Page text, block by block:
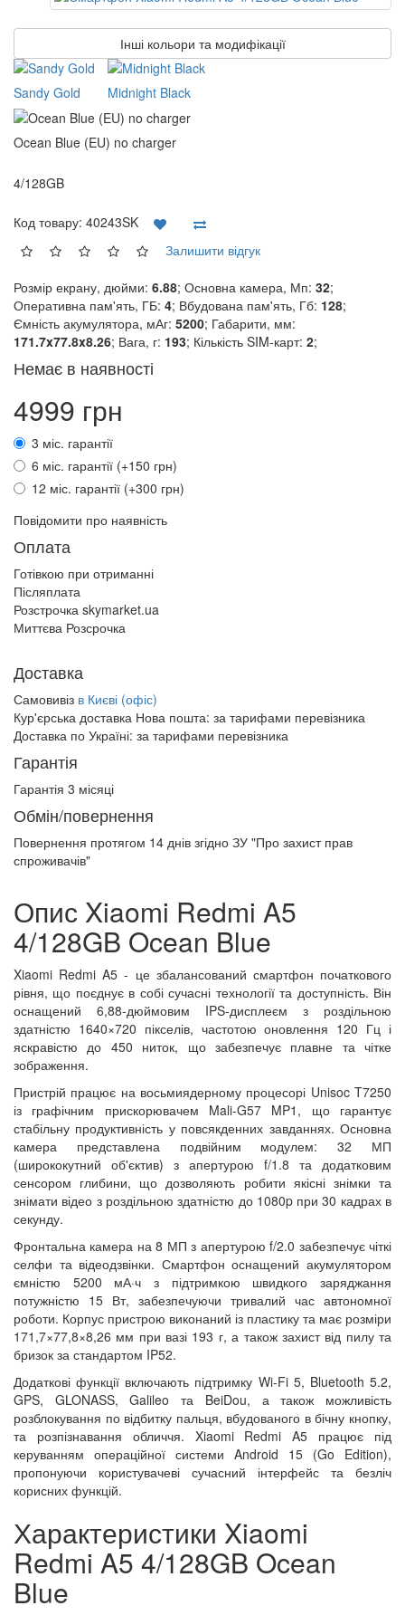
Інші кольори та модифікації
Sandy Gold Midnight Black
Ocean Blue (EU) no charger
4/128GB
Код товару: 40243SK
Залишити відгук
Розмір екрану, дюйми: 6.88; Основна камера, Мп: 32;
Оперативна пам'ять, ГБ: 4; Вбудована пам'ять, Гб: 128;
Ємність акумулятора, мАг: 5200; Габарити, мм:
171.7x77.8x8.26; Вага, г: 193; Кількість SIM-карт: 2;
Немає в наявності
4999 грн
3 міс. гарантії
6 міс. гарантії (+150 грн)
12 міс. гарантії (+300 грн)
Повідомити про наявність
Оплата
Готівкою при отриманні
Післяплата
Розстрочка skymarket.ua
Миттєва Розсрочка
Доставка
Самовивіз в Києві (офіс)
Кур'єрська доставка Нова пошта: за тарифами перевізника
Доставка по Україні: за тарифами перевізника
Гарантія
Гарантія 3 місяці
Обмін/повернення
Повернення протягом 14 днів згідно ЗУ "Про захист прав
спроживачів"
Опис Xiaomi Redmi A5
4/128GB Ocean Blue
Xiaomi Redmi A5 - це збалансований смартфон початкового
рівня, що поєднує в собі сучасні технології та доступність. Він
оснащений 6,88-дюймовим IPS-дисплеєм з роздільною
здатністю 1640×720 пікселів, частотою оновлення 120 Гц і
яскравістю до 450 ниток, що забезпечує плавне та чітке
зображення.
Пристрій працює на восьмиядерному процесорі Unisoc T7250
із графічним прискорювачем Mali-G57 MP1, що гарантує
стабільну продуктивність у повсякденних завданнях. Основна
камера представлена ​​подвійним модулем: 32 МП
(ширококутний об'єктив) з апертурою f/1.8 та додатковим
сенсором глибини, що дозволяють робити якісні знімки та
знімати відео з роздільною здатністю до 1080p при 30 кадрах в
секунду.
Фронтальна камера на 8 МП з апертурою f/2.0 забезпечує чіткі
селфи та відеодзвінки. Смартфон оснащений акумулятором
ємністю 5200 мА·ч з підтримкою швидкого заряджання
потужністю 15 Вт, забезпечуючи тривалий час автономної
роботи. Корпус пристрою виконаний із пластику та має розміри
171,7×77,8×8,26 мм при вазі 193 г, а також захист від пилу та
бризок за стандартом IP52.
Додаткові функції включають підтримку Wi-Fi 5, Bluetooth 5.2,
GPS, GLONASS, Galileo та BeiDou, а також можливість
розблокування по відбитку пальця, вбудованого в бічну кнопку,
та розпізнавання обличчя. Xiaomi Redmi A5 працює під
керуванням операційної системи Android 15 (Go Edition),
пропонуючи користувачеві сучасний інтерфейс та безліч
корисних функцій.
Характеристики Xiaomi
Redmi A5 4/128GB Ocean
Blue